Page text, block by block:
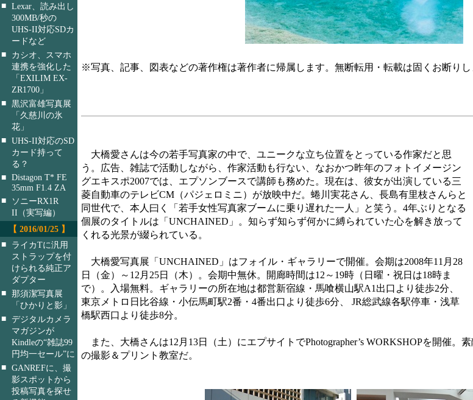
■ Lexar、読み出し
300MB/秒の
UHS-II対応SDカ
ードなど
■
カシオ、スマホ
連携を強化した
「EXILIM EX-
ZR1700」
■ 黒沢富雄写真展
「久慈川の氷
花」
■ UHS-II対応のSD
カード持って
る？
■ Distagon T* FE
35mm F1.4 ZA
■
ソニーRX1R
II（実写編）
【 2016/01/25 】
■
ライカTに汎用
ストラップを付
けられる純正ア
ダプター
■ 那須潔写真展
「ひかりと影」
■ デジタルカメラ
マガジンが
Kindleの“雑誌99
円均一セール”に
■ GANREFに、撮
影スポットから
投稿写真を探せ
※写真、記事、図表などの著作権は著作者に帰属します。無断転用・転載は固くお断りし
大橋愛さんは今の若手写真家の中で、ユニークな立ち位置をとっている作家だと思
う。広告、雑誌で活動しながら、作家活動も行ない、なおかつ昨年のフォトイメージン
グエキスポ2007では、エプソンブースで講師も務めた。現在は、彼女が出演している三
菱自動車のテレビCM（パジェロミニ）が放映中だ。蜷川実花さん、長島有里枝さんらと
同世代で、本人曰く「若手女性写真家ブームに乗り遅れた一人」と笑う。4年ぶりとなる
個展のタイトルは「UNCHAINED」。知らず知らず何かに縛られていた心を解き放って
くれる光景が綴られている。
大橋愛写真展「UNCHAINED」はフォイル・ギャラリーで開催。会期は2008年11月28
日（金）～12月25日（木）。会期中無休。開廊時間は12～19時（日曜・祝日は18時ま
で）。入場無料。ギャラリーの所在地は都営新宿線・馬喰横山駅A1出口より徒歩2分、
東京メトロ日比谷線・小伝馬町駅2番・4番出口より徒歩6分、 JR総武線各駅停車・浅草
橋駅西口より徒歩8分。
また、大橋さんは12月13日（土）にエプサイトでPhotographer’s WORKSHOPを開催。
の撮影＆プリント教室だ。